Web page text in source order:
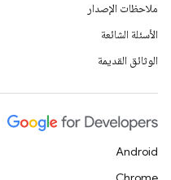
ملاحظات الإصدار
الأسئلة الشائعة
الوثائق القديمة
Android